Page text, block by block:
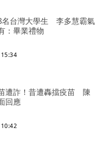
名台灣大學生 李多慧霸氣
：畢業禮物
遭詐！昔遭轟擋疫苗 陳
回應